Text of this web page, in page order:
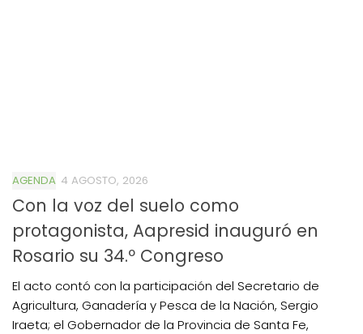
AGENDA 4 AGOSTO, 2026
Con la voz del suelo como
protagonista, Aapresid inauguró en
Rosario su 34.º Congreso
El acto contó con la participación del Secretario de
Agricultura, Ganadería y Pesca de la Nación, Sergio
Iraeta; el Gobernador de la Provincia de Santa Fe,